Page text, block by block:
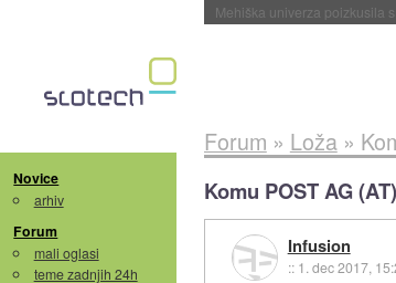
Evropska vesoljska agencija
Novice
arhiv
Forum
mali oglasi
teme zadnjih 24h
Forum » Loža»
Komu POST AG
Infusion
:: 1. dec 2017,